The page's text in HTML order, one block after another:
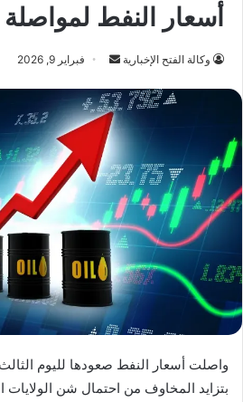
أسعار النفط لمواصلة
وكالة الفتح الإخبارية
أرسل
إلكترونيا
فبراير 9, 2026
واصلت أسعار النفط صعودها لليوم
بتزايد المخاوف من احتمال شن